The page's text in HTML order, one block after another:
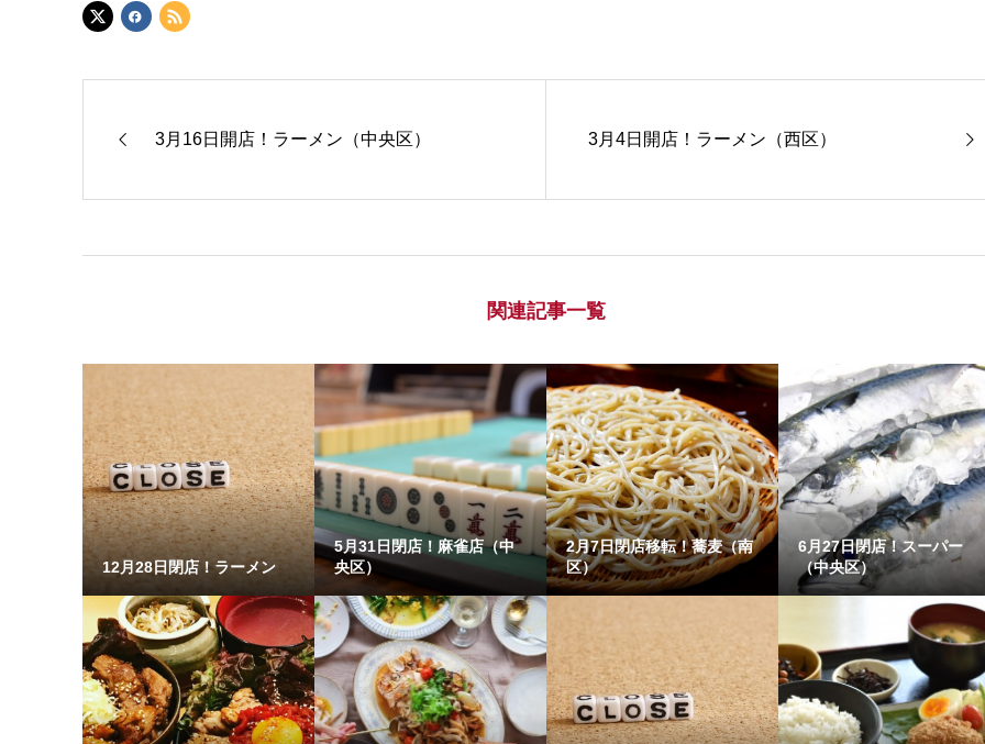
3月16日開店！ラーメン（中央区） 3月4日開店！ラーメン（西区）
関連記事一覧
12月28日閉店！ラーメン
5月31日閉店！麻雀店（中
央区）
2月7日閉店移転！蕎麦（南
区）
6月27日閉店！スーパー
（中央区）